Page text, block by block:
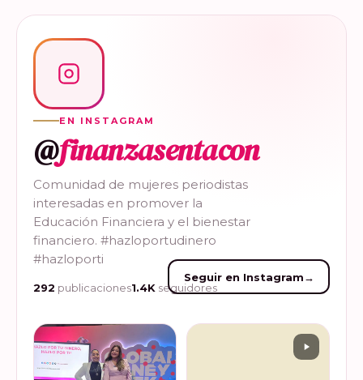
EN INSTAGRAM
@finanzasentacon
Comunidad de mujeres periodistas
interesadas en promover la
Educación Financiera y el bienestar
financiero. #hazloportudinero
#hazloporti
292 publicaciones1.4K seguidores
Seguir en Instagram→